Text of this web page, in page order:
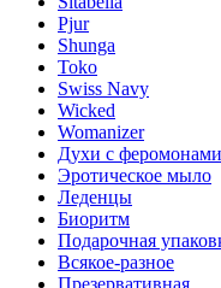
Pjur
Shunga
Toko
Swiss Navy
Wicked
Womanizer
Духи с феромонами
Эротическое мыло
Леденцы
Биоритм
Подарочная
Всякое-разное
Презервативная